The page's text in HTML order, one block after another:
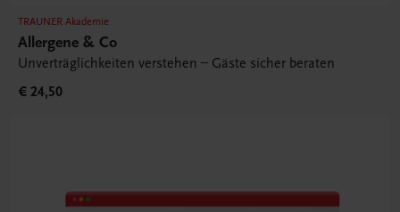
TRAUNER Akademie
Allergene & Co
Unverträglichkeiten verstehen – Gäste sicher beraten
€ 24,50